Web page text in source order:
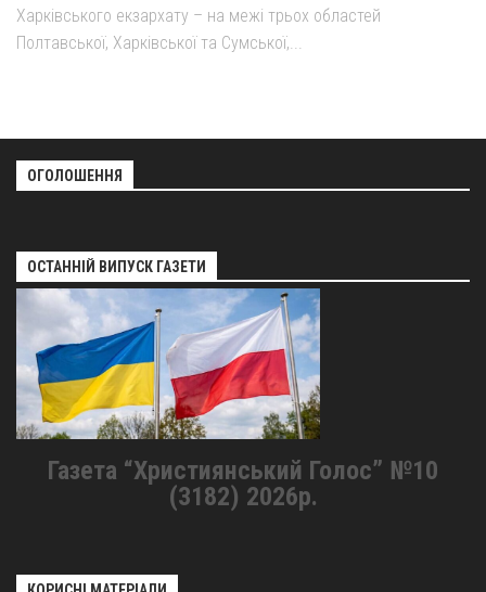
Харківського екзархату – на межі трьох областей
Полтавської, Харківської та Сумської,...
ОГОЛОШЕННЯ
ОСТАННІЙ ВИПУСК ГАЗЕТИ
Газета “Християнський Голос” №10
(3182) 2026р.